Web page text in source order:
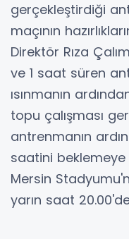
gerçekleştirdiği
maçının
Direktör Rıza
ve 1 saat süren
ısınmanın
topu çalışması
antrenmanın
saatini beklemeye
Mersin
yarın saat